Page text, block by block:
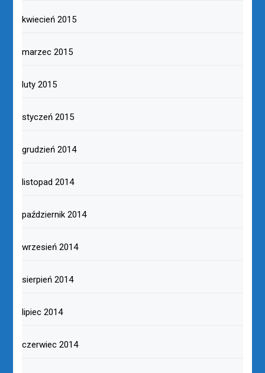
kwiecień 2015
marzec 2015
luty 2015
styczeń 2015
grudzień 2014
listopad 2014
październik 2014
wrzesień 2014
sierpień 2014
lipiec 2014
czerwiec 2014